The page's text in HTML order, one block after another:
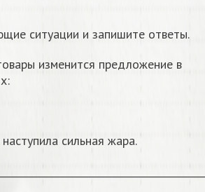
ситуации и запишите ответы.
изменится предложение в
сильная жара.